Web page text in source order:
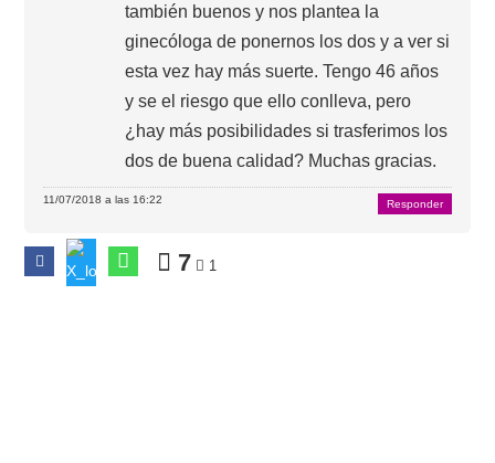
también buenos y nos plantea la
ginecóloga de ponernos los dos y a ver si
esta vez hay más suerte. Tengo 46 años
y se el riesgo que ello conlleva, pero
¿hay más posibilidades si trasferimos los
dos de buena calidad? Muchas gracias.
11/07/2018 a las 16:22 Responder
7 1